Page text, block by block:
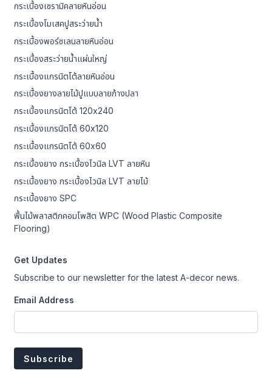
กระเบื้องเซรามิคลายหินอ่อน
กระเบื้องโมเสคปูสระว่ายน้ำ
กระเบื้องพอร์ซเลนลายหินอ่อน
กระเบื้องสระว่ายน้ำแผ่นใหญ่
กระเบื้องแกรนิตโต้ลายหินอ่อน
กระเบื้องยางลายไม้ปูแบบลายก้างปลา
กระเบื้องแกรนิตโต้ 120x240
กระเบื้องแกรนิตโต้ 60x120
กระเบื้องแกรนิตโต้ 60x60
กระเบื้องยาง กระเบื้องไวนิล LVT ลายหิน
กระเบื้องยาง กระเบื้องไวนิล LVT ลายไม้
กระเบื้องยาง SPC
พื้นไม้พลาสติกคอมโพสิต WPC (Wood Plastic Composite
Flooring)
Get Updates
Subscribe to our newsletter for the latest A-decor news.
Email Address